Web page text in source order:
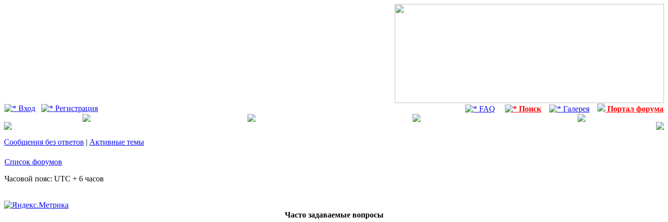
Вход Регистрация FAQ Поиск Галерея Портал форума
Сообщения без ответов | Активные темы
Список форумов
Часовой пояс: UTC + 6 часов
Часто задаваемые вопросы